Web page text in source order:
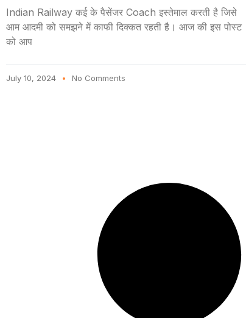
Indian Railway कई के पैसेंजर Coach इस्तेमाल करती है जिसे
आम आदमी को समझने में काफी दिक्कत रहती है। आज की इस पोस्ट
को आप
July 10, 2024 No Comments